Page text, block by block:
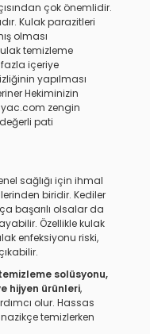
çok önemlidir.
Kulak parazitleri
olması
temizleme
içeriye
yapılması
Hekiminizin
zengin
pati
sağlığı için ihmal
biridir. Kediler
başarılı olsalar da
Özellikle kulak
enfeksiyonu riski,
solüsyonu,
hijyen ürünleri,
olur. Hassas
temizlerken